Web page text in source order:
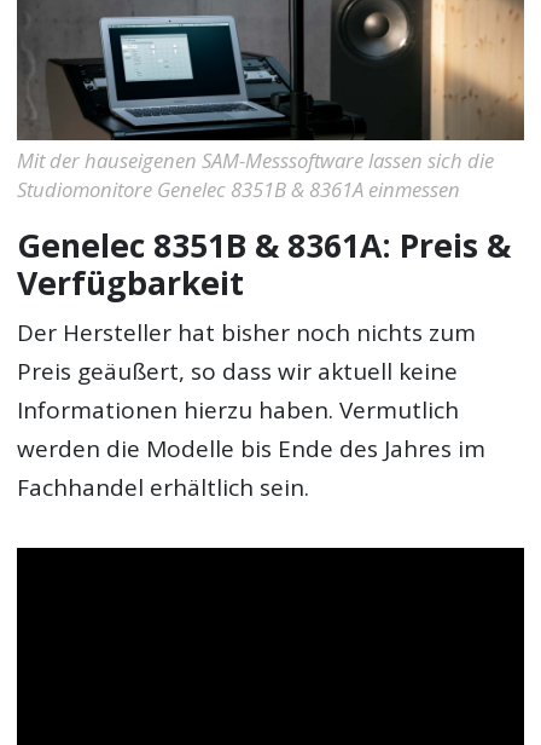
Mit der hauseigenen SAM-Messsoftware lassen sich die
Studiomonitore Genelec 8351B & 8361A einmessen
Genelec 8351B & 8361A: Preis &
Verfügbarkeit
Der Hersteller hat bisher noch nichts zum
Preis geäußert, so dass wir aktuell keine
Informationen hierzu haben. Vermutlich
werden die Modelle bis Ende des Jahres im
Fachhandel erhältlich sein.